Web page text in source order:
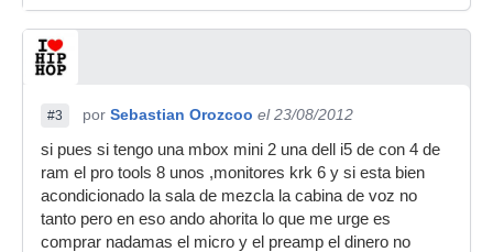
#3 por Sebastian Orozcoo el 23/08/2012
si pues si tengo una mbox mini 2 una dell i5 de con 4 de
ram el pro tools 8 unos ,monitores krk 6 y si esta bien
acondicionado la sala de mezcla la cabina de voz no
tanto pero en eso ando ahorita lo que me urge es
comprar nadamas el micro y el preamp el dinero no